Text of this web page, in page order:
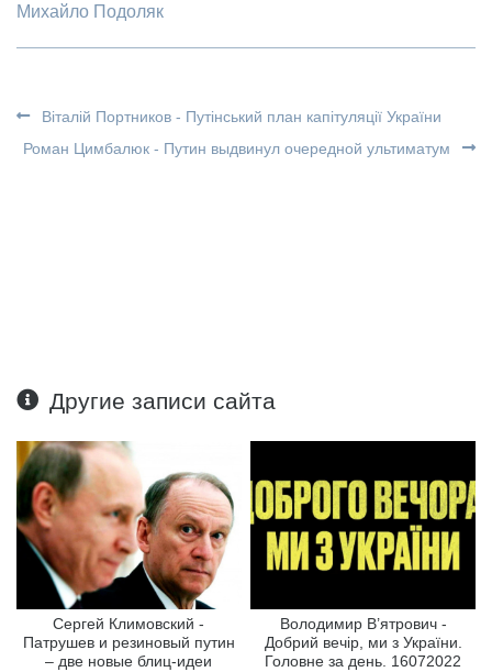
Михайло Подоляк
Віталій Портников - Путінський план капітуляції України
Роман Цимбалюк - Путин выдвинул очередной ультиматум
Другие записи сайта
Сергей Климовский -
Патрушев и резиновый путин
– две новые блиц-идеи
Володимир В’ятрович -
Добрий вечір, ми з України.
Головне за день. 16072022